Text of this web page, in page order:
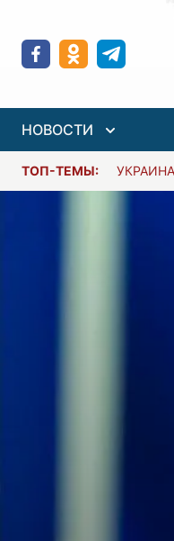
НОВОСТИ
ТОП-ТЕМЫ: УКРАИНА